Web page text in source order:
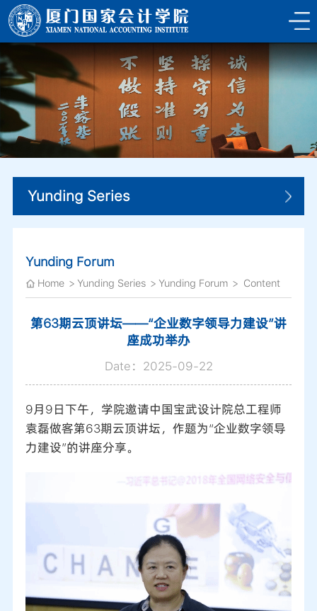
Yunding Series
Yunding Forum
Home Yunding Series Yunding Forum Content
第63期云顶讲坛——“企业数字领导力建设”讲
座成功举办
Date：2025-09-22
9月9日下午，学院邀请中国宝武设计院总工程师
袁磊做客第63期云顶讲坛，作题为“企业数字领导
力建设”的讲座分享。